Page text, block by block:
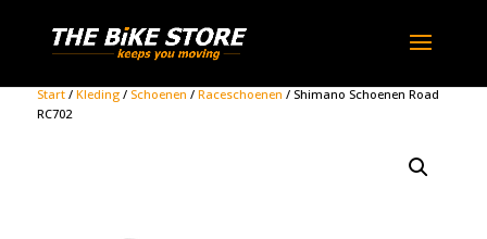
Start/ Kleding/ Schoenen / Raceschoenen / Shimano Schoenen Road
RC702